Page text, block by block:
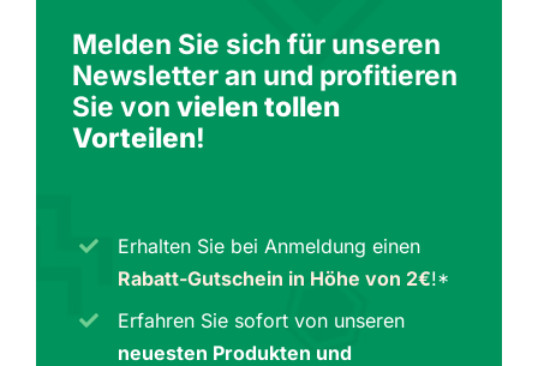
Melden Sie sich für unseren
Newsletter an und profitieren
Sie von vielen tollen
Vorteilen!
Erhalten Sie bei Anmeldung einen
Rabatt-Gutschein in Höhe von 2€!*
Erfahren Sie sofort von unseren
neuesten Produkten und